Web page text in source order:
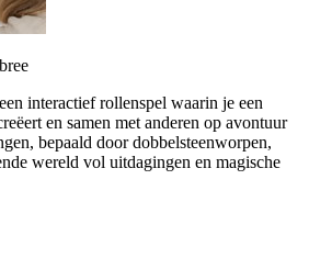
interactief rollenspel waarin je een
en samen met anderen op avontuur
bepaald door dobbelsteenworpen,
wereld vol uitdagingen en magische